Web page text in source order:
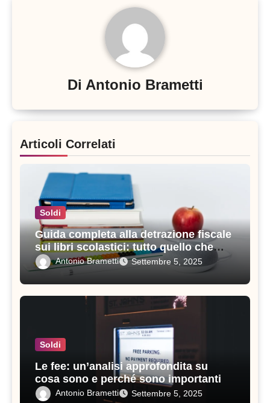
Di Antonio Brametti
Articoli Correlati
Soldi
Guida completa alla detrazione fiscale
sui libri scolastici: tutto quello che
devi sapere
Antonio Brametti Settembre 5, 2025
Soldi
Le fee: un’analisi approfondita su
cosa sono e perché sono importanti
Antonio Brametti Settembre 5, 2025